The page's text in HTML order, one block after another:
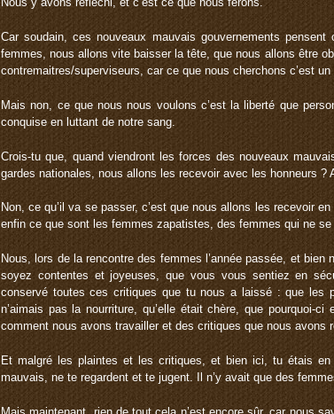
Car soudain, ces nouveaux mauvais gouvernements
femmes, nous allons vite baisser la tête, que nous allons être
contremaitres/superviseurs, car ce que nous cherchons c’est un
Mais non, ce que nous nous voulons c’est la liberté que
conquise en luttant de notre sang.
Crois-tu que, quand viendront les forces des nouveaux
gardes nationales, nous allons les recevoir avec les honneurs ?
Non, ce qu’il va se passer, c’est que nous allons les recevoir
enfin ce que sont les femmes zapatistes, des femmes qui ne
Nous, lors de la rencontre des femmes l’année passée, et
soyez contentes et joyeuses, que vous vous sentiez en
conservé toutes ces critiques que tu nous a laissé : que les
n’aimais pas la nourriture, qu’elle était chère, que pourquoi-
comment nous avons travailler et des critiques que nous avons
Et malgré les plaintes et les critiques, et bien ici, tu étais
mauvais, ne te regardent et te jugent. Il n’y avait que des